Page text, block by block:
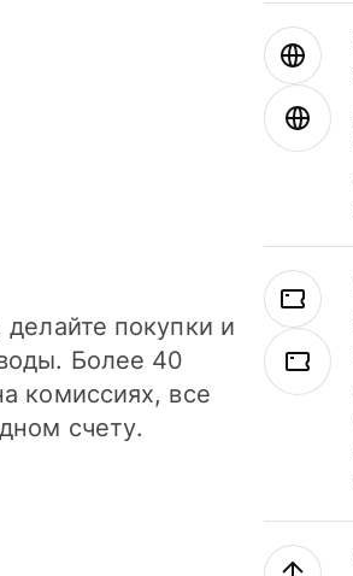
покупки и
Более 40
комиссиях, все
счету.